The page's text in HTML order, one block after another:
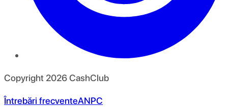
Copyright 2026CashClub
Întrebări frecventeANPC